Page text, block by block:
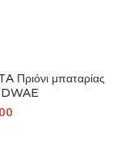
Πριόνι μπαταρίας